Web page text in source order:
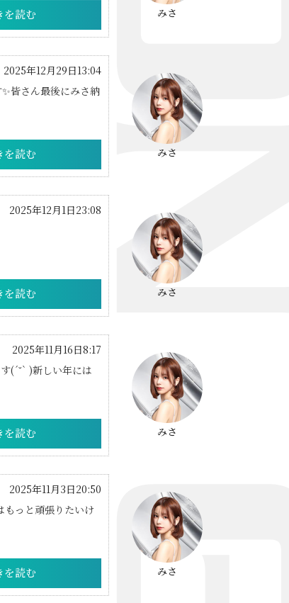
を読む みさ
2025年12月29日13:04
皆さん最後にみさ納
を読む みさ
2025年12月1日23:08
を読む みさ
2025年11月16日8:17
(´˘` )新しい年には
を読む みさ
2025年11月3日20:50
もっと頑張りたいけ
を読む みさ